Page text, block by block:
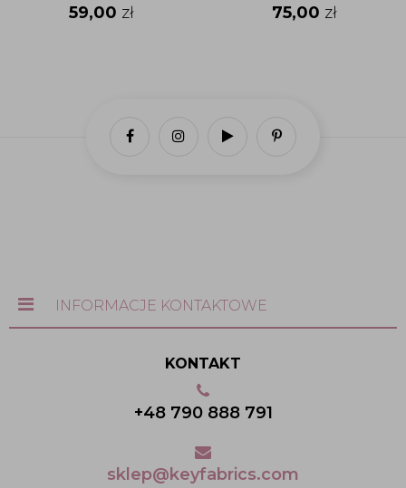
59,00 zł 75,00 zł
INFORMACJE KONTAKTOWE
KONTAKT
+48 790 888 791
sklep@keyfabrics.com